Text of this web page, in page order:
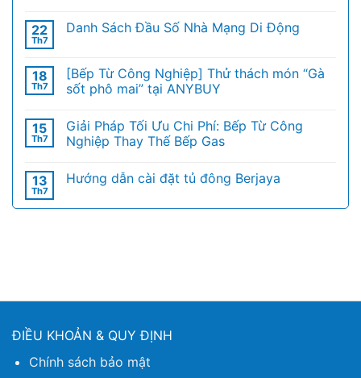
22
Th7
Danh Sách Đầu Số Nhà Mạng Di Động
18
Th7
[Bếp Từ Công Nghiệp] Thử thách món “Gà
sốt phô mai” tại ANYBUY
15
Th7
Giải Pháp Tối Ưu Chi Phí: Bếp Từ Công
Nghiệp Thay Thế Bếp Gas
13
Th7
Hướng dẫn cài đặt tủ đông Berjaya
ĐIỀU KHOẢN & QUY ĐỊNH
Chính sách bảo mật